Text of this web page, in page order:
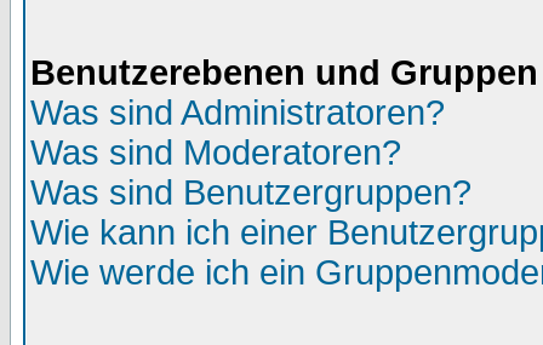
Benutzerebenen und Gruppen
Was sind Administratoren?
Was sind Moderatoren?
Was sind Benutzergruppen?
Wie kann ich einer
Wie werde ich ein